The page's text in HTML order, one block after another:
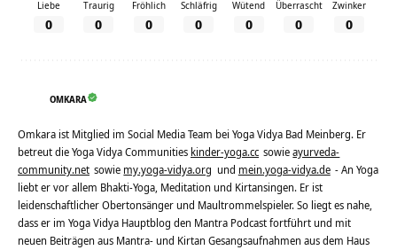
Liebe
0
Traurig
0
Fröhlich
0
Schläfrig
0
Wütend
0
Überrascht
0
Zwinker
0
OMKARA
Omkara ist Mitglied im Social Media Team bei Yoga Vidya Bad Meinberg. Er
betreut die Yoga Vidya Communities kinder-yoga.cc sowieayurveda-
community.net sowie my.yoga-vidya.org und mein.yoga-vidya.de - An Yoga
liebt er vor allem Bhakti-Yoga, Meditation und Kirtansingen. Er ist
leidenschaftlicher Obertonsänger und Maultrommelspieler. So liegt es nahe,
dass er im Yoga Vidya Hauptblog den Mantra Podcast fortführt und mit
neuen Beiträgen aus Mantra- und Kirtan Gesangsaufnahmen aus dem Haus